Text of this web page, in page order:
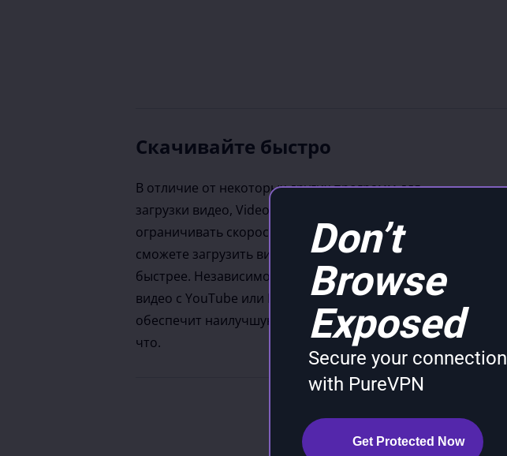
Скачивайте быстро
В отличие от некоторых других программ для
загрузки видео, Video Grabber не будет
ограничивать скорость скачивания, поэтому вы
сможете загрузить видео на свое устройство
быстрее. Независимо от того, нужно ли вам скачать
видео с YouTube или Facebook, Video Grabber
обеспечит наилучшую скорость, несмотря ни на
что.
Don’t
Browse
Exposed
Secure your connection
with PureVPN
Get Protected Now